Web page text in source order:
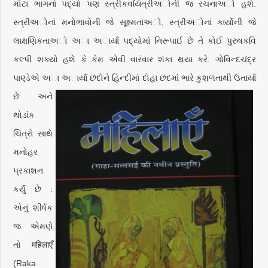
મોટા ભાગનાં પદ્યો પણ સ્ત્રીકવયિત્રીઅોની જ રચનાઅો હશે.
સ્ત્રીઅોનાં મનોભાવોની જે સૂક્ષ્મતાઅો, સ્ત્રીઅોનાં કાર્યોની જે
લાક્ષણિકતાઅો અા અાર્યા પદ્યોમાં નિરૂપાઈ છે તે કોઈ પુરુષકવિ
કલ્પી શક્યો હશે કે કેમ એવી વારંવાર શંકા થયા કરે. ગોવિન્દચંદ્ર
પાણ્ડેએ અા અાર્યા છંદોને હિન્દીમાં દોહા છંદમાં ભારે કુશળતાથી ઉતાર્યા
છે અને
થોડાંક
ચિત્રો સાથે
મનોહર
પ્રકાશન
કર્યું છે :
એનું શીર્ષક
જ એમણે
તો महिलाएँ
(Raka